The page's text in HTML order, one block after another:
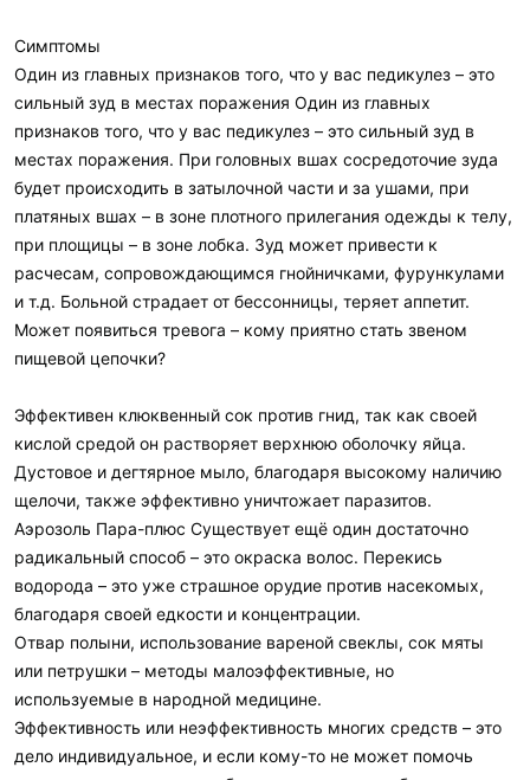
Симптомы
Один из главных признаков того, что у вас педикулез – это
сильный зуд в местах поражения Один из главных
признаков того, что у вас педикулез – это сильный зуд в
местах поражения. При головных вшах сосредоточие зуда
будет происходить в затылочной части и за ушами, при
платяных вшах – в зоне плотного прилегания одежды к телу,
при площицы – в зоне лобка. Зуд может привести к
расчесам, сопровождающимся гнойничками, фурункулами
и т.д. Больной страдает от бессонницы, теряет аппетит.
Может появиться тревога – кому приятно стать звеном
пищевой цепочки?
Эффективен клюквенный сок против гнид, так как своей
кислой средой он растворяет верхнюю оболочку яйца.
Дустовое и дегтярное мыло, благодаря высокому наличию
щелочи, также эффективно уничтожает паразитов.
Аэрозоль Пара-плюс Существует ещё один достаточно
радикальный способ – это окраска волос. Перекись
водорода – это уже страшное орудие против насекомых,
благодаря своей едкости и концентрации.
Отвар полыни, использование вареной свеклы, сок мяты
или петрушки – методы малоэффективные, но
используемые в народной медицине.
Эффективность или неэффективность многих средств – это
дело индивидуальное, и если кому-то не может помочь